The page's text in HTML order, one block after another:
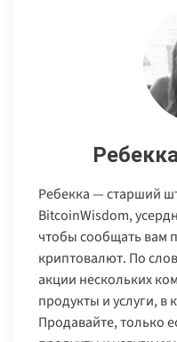
Ребекка — старший
BitcoinWisdom,
чтобы сообщать вам
криптовалют. По
акции нескольких
продукты и услуги, в
Продавайте, только